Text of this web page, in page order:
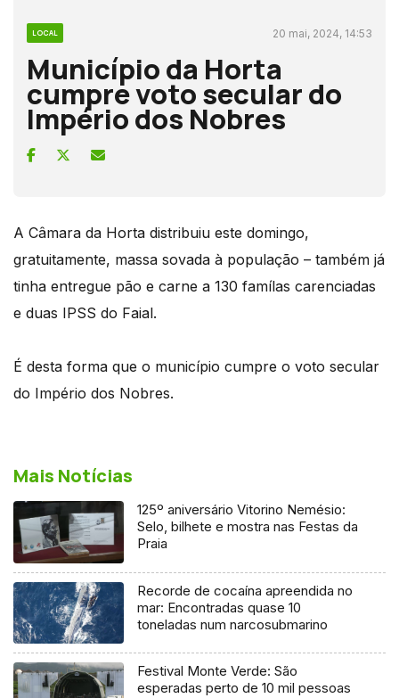
LOCAL 20 mai, 2024, 14:53
Município da Horta
cumpre voto secular do
Império dos Nobres
A Câmara da Horta distribuiu este domingo,
gratuitamente, massa sovada à população – também já
tinha entregue pão e carne a 130 famílas carenciadas
e duas IPSS do Faial.
É desta forma que o município cumpre o voto secular
do Império dos Nobres.
Mais Notícias
125º aniversário Vitorino Nemésio:
Selo, bilhete e mostra nas Festas da
Praia
Recorde de cocaína apreendida no
mar: Encontradas quase 10
toneladas num narcosubmarino
Festival Monte Verde: São
esperadas perto de 10 mil pessoas